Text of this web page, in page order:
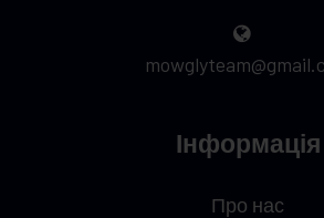
Інформація
Про нас